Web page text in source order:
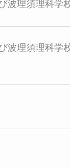
波理須理科
波理須理科